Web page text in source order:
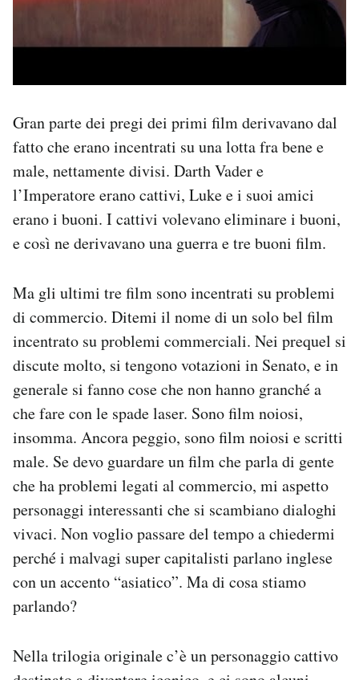
Gran parte dei pregi dei primi film derivavano dal
fatto che erano incentrati su una lotta fra bene e
male, nettamente divisi. Darth Vader e
l’Imperatore erano cattivi, Luke e i suoi amici
erano i buoni. I cattivi volevano eliminare i buoni,
e così ne derivavano una guerra e tre buoni film.
Ma gli ultimi tre film sono incentrati su problemi
di commercio. Ditemi il nome di un solo bel film
incentrato su problemi commerciali. Nei prequel si
discute molto, si tengono votazioni in Senato, e in
generale si fanno cose che non hanno granché a
che fare con le spade laser. Sono film noiosi,
insomma. Ancora peggio, sono film noiosi e scritti
male. Se devo guardare un film che parla di gente
che ha problemi legati al commercio, mi aspetto
personaggi interessanti che si scambiano dialoghi
vivaci. Non voglio passare del tempo a chiedermi
perché i malvagi super capitalisti parlano inglese
con un accento “asiatico”. Ma di cosa stiamo
parlando?
Nella trilogia originale c’è un personaggio cattivo